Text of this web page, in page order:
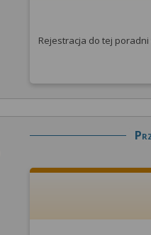
Rejestracja do tej